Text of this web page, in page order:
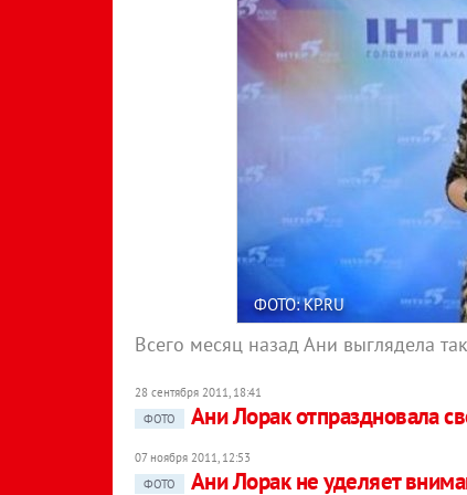
ФОТО: KP.RU
Всего месяц назад Ани выглядела так
28 сентября 2011, 18:41
ФОТО
Ани Лорак отпраздновала
07 ноября 2011, 12:53
ФОТО
Ани Лорак не уделяет